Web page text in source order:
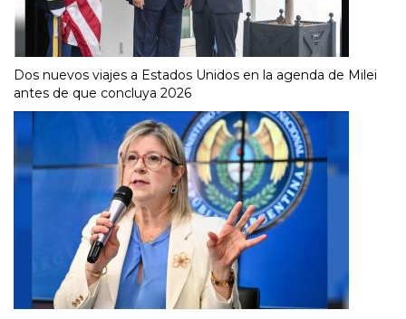
Dos nuevos viajes a Estados Unidos en la agenda de Milei
antes de que concluya 2026